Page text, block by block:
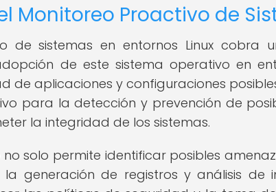
Monitoreo Proactivo de
de sistemas en entornos Linux cobra
de este sistema operativo en
de aplicaciones y configuraciones
para la detección y prevención de
la integridad de los sistemas.
solo permite identificar posibles
generación de registros y análisis de